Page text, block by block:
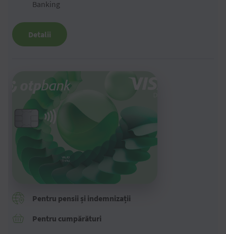
Banking
Detalii
Pentru pensii și indemnizații
Pentru cumpărături